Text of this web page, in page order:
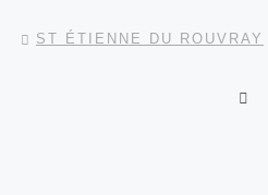
Parcourir les
ST ÉTIENNE DU ROUVRAY